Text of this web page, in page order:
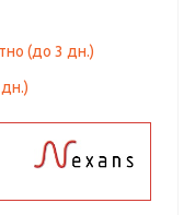
(до3 дн.)
дн.)